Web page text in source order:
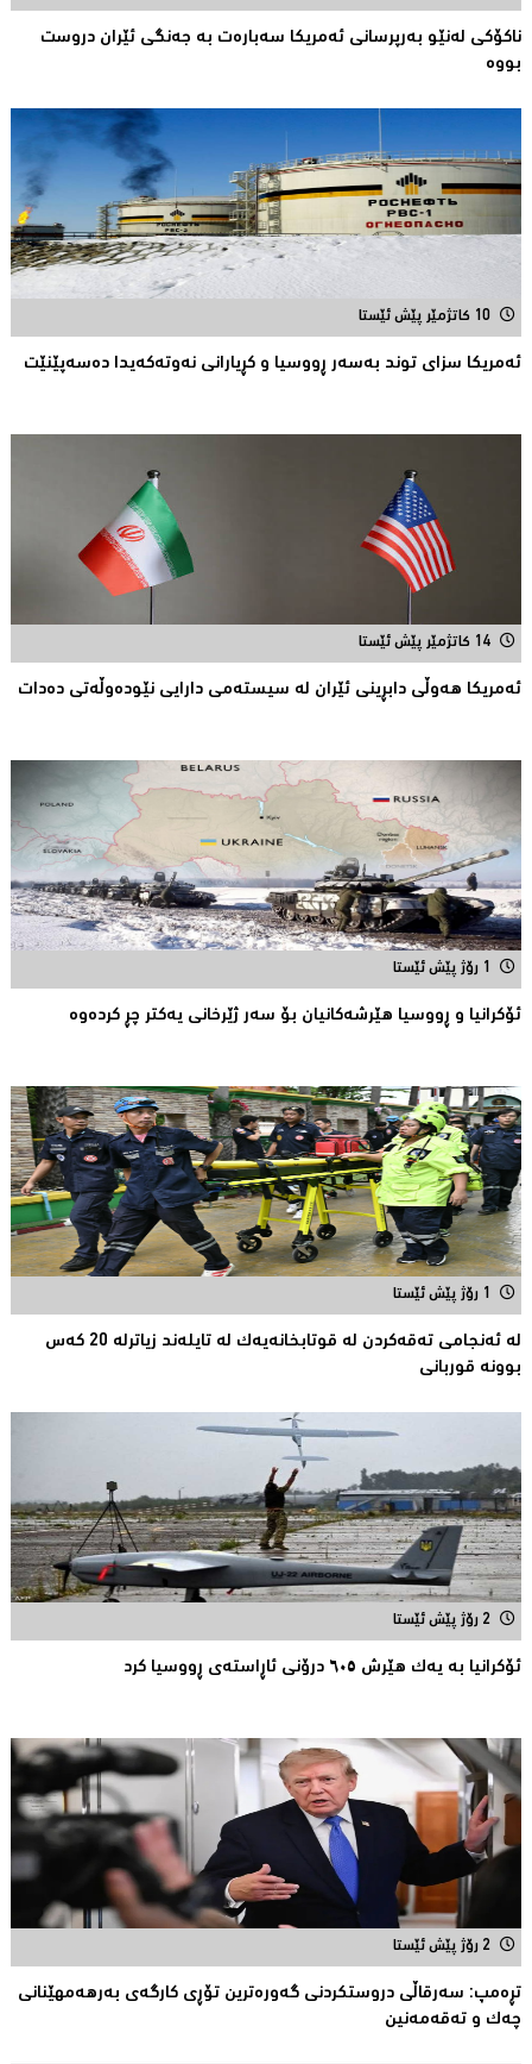
ناكۆكی لەنێو بەرپرسانى ئەمریكا سەبارەت بە جەنگی ئێران دروست
بووە
10 کاتژمێر پێش ئێستا
ئەمریكا سزای توند بەسەر ڕووسیا و كڕیارانی نەوتەكەیدا دەسەپێنێت
14 کاتژمێر پێش ئێستا
ئەمریکا هەوڵى دابڕینى ئێران لە سیستەمی دارایی نێودەوڵەتی دەدات
1 رۆژ پێش ئێستا
ئۆكرانیا و ڕووسیا هێرشەكانیان بۆ سەر ژێرخانی یەكتر چڕ كردەوە
1 رۆژ پێش ئێستا
لە ئەنجامی تەقەكردن لە قوتابخانەیەك لە تایلەند زیاترلە 20 كەس
بوونە قوربانى
2 رۆژ پێش ئێستا
ئۆکرانیا بە یەک هێرش ٦٠٥ درۆنی ئاڕاستەى ڕووسیا کرد
2 رۆژ پێش ئێستا
تڕەمپ: سەرقاڵى دروستکردنی گەورەترین تۆڕى کارگەى بەرهەمهێنانى
چەک و تەقەمەنین